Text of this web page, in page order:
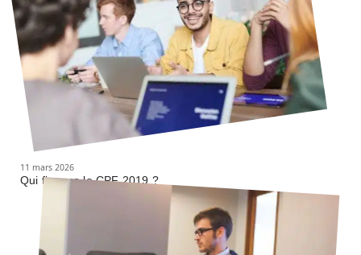
11 mars 2026
Qui finance le CPF 2019 ?